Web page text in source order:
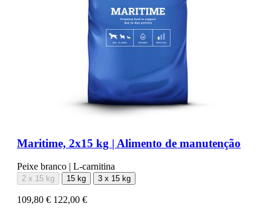
Maritime, 2x15 kg | Alimento de manutenção
Peixe branco | L-carnitina
2 x 15 kg 15 kg 3 x 15 kg
109,80 € 122,00 €